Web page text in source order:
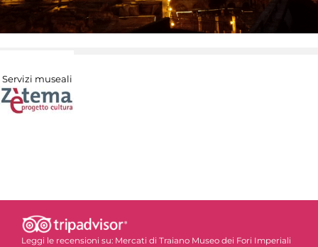
Servizi museali
Leggi le recensioni su: Mercati di Traiano Museo dei Fori Imperiali